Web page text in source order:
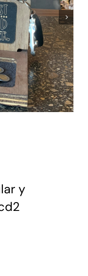

y